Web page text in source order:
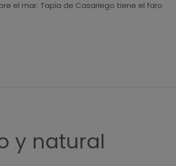
el mar. Tapia de Casariego tiene el faro
y natural